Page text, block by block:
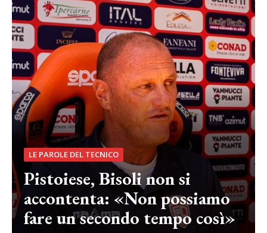
LE PAROLE DEL TECNICO
Pistoiese, Bisoli non si
accontenta: «Non possiamo
fare un secondo tempo così»